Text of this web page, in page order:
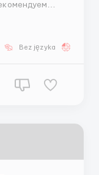
🧭💵
Bez języka